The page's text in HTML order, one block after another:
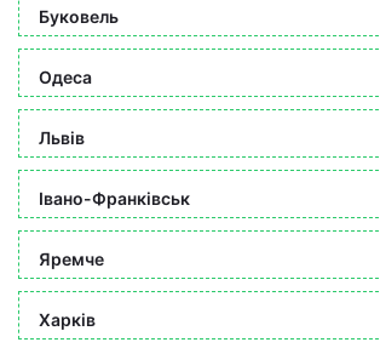
Буковель
Одеса
Львів
Івано-Франківськ
Яремче
Харків